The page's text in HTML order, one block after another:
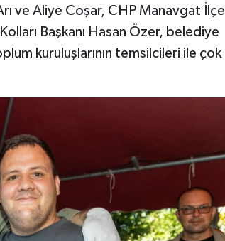
ve Aliye Coşar, CHP Manavgat İlçe
Başkanı Hasan Özer, belediye
kuruluşlarının temsilcileri ile çok